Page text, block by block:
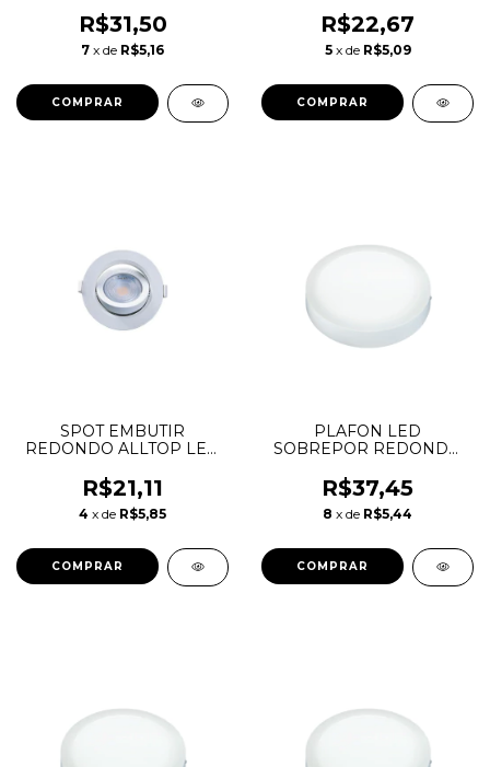
R$31,50
7 x de R$5,16
R$22,67
5 x de R$5,09
SPOT EMBUTIR
REDONDO ALLTOP LED
TASCHIBRA
R$21,11
4 x de R$5,85
PLAFON LED
SOBREPOR REDONDO
TASCHIBRA
R$37,45
8 x de R$5,44